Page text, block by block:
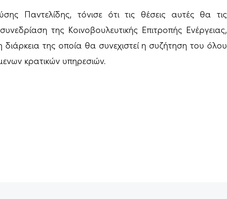
Παντελίδης, τόνισε ότι τις θέσεις αυτές θα τις
της Κοινοβουλευτικής Επιτροπής Ενέργειας,
της οποία θα συνεχιστεί η συζήτηση του όλου
κρατικών υπηρεσιών.